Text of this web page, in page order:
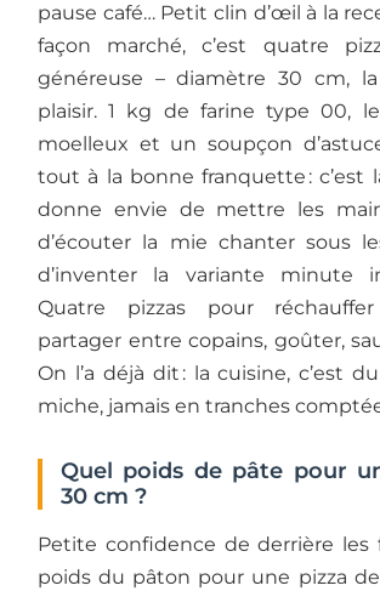
pause café… Petit clin d’œil à la
façon marché, c’est quatre
généreuse – diamètre 30 cm,
plaisir. 1 kg de farine type 00,
moelleux et un soupçon
tout à la bonne franquette : c’est
donne envie de mettre les
d’écouter la mie chanter sous
d’inventer la variante minute
Quatre pizzas pour
partager entre copains, goûter,
On l’a déjà dit : la cuisine, c’est
miche, jamais en tranches
Quel poids de pâte pour
30 cm ?
Petite confidence de derrière les
poids du pâton pour une pizza de